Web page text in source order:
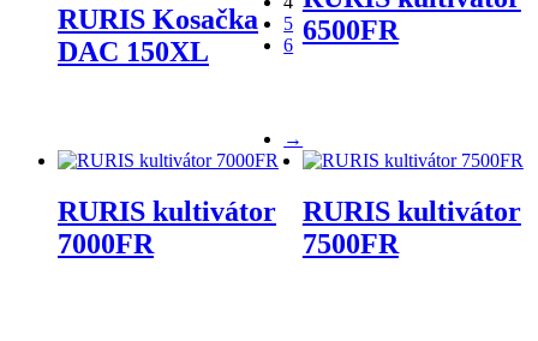
RURIS Kosačka
DAC 150XL
6500FR
RURIS kultivátor
7000FR
RURIS kultivátor
7500FR
5
6
→